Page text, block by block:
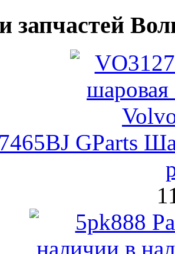
запчастей
GParts